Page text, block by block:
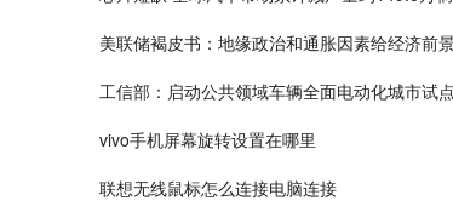
美联储褐皮书：地缘政治和通胀因素给经济前
工信部：启动公共领域车辆全面电动化城市试点
vivo手机屏幕旋转设置在哪里
联想无线鼠标怎么连接电脑连接